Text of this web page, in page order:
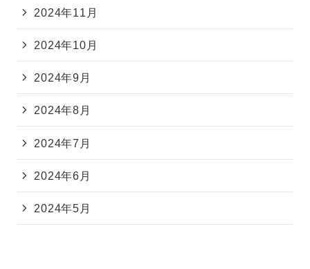
2024年11月
2024年10月
2024年9月
2024年8月
2024年7月
2024年6月
2024年5月